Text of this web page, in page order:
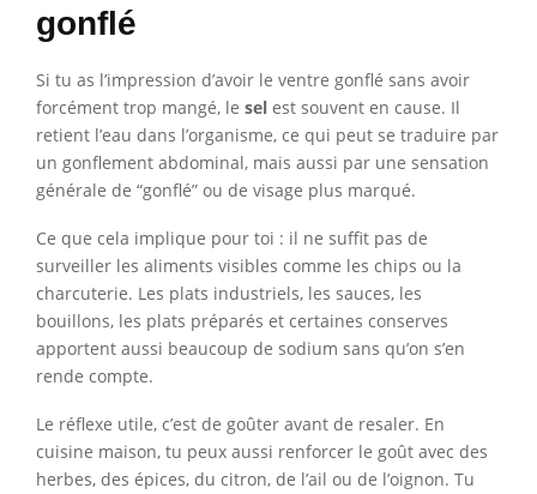
gonflé
Si tu as l’impression d’avoir le ventre gonflé sans avoir
forcément trop mangé, le sel est souvent en cause. Il
retient l’eau dans l’organisme, ce qui peut se traduire par
un gonflement abdominal, mais aussi par une sensation
générale de “gonflé” ou de visage plus marqué.
Ce que cela implique pour toi : il ne suffit pas de
surveiller les aliments visibles comme les chips ou la
charcuterie. Les plats industriels, les sauces, les
bouillons, les plats préparés et certaines conserves
apportent aussi beaucoup de sodium sans qu’on s’en
rende compte.
Le réflexe utile, c’est de goûter avant de resaler. En
cuisine maison, tu peux aussi renforcer le goût avec des
herbes, des épices, du citron, de l’ail ou de l’oignon. Tu